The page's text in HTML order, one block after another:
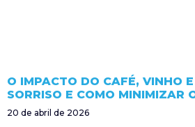
O IMPACTO DO CAFÉ, VINHO
SORRISO E COMO MINIMIZAR
20 de abril de 2026